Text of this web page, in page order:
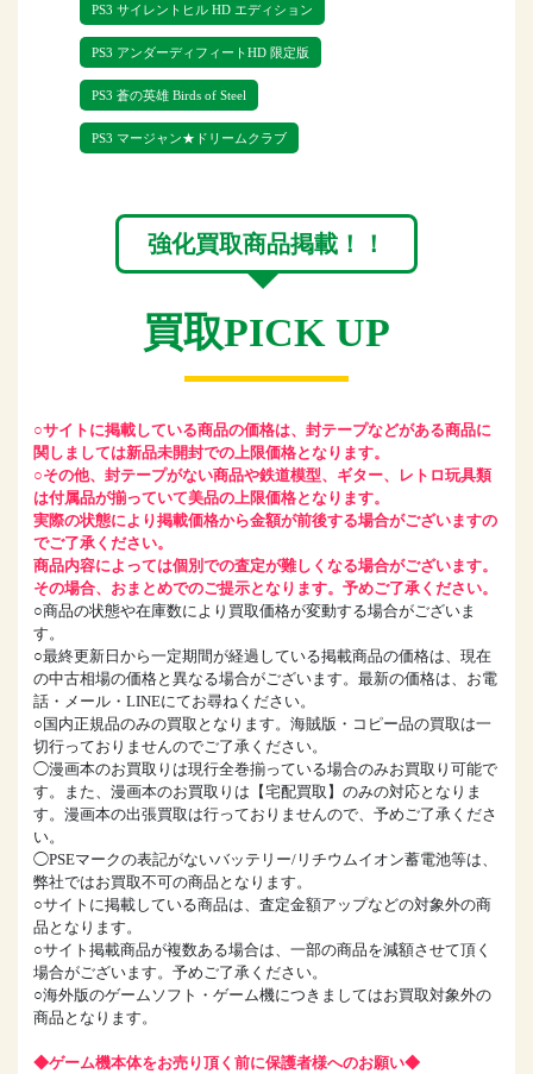
器のお買取も行なっております。
PS3のソフトを高く売るならリトルゲージ
にぜひ査定のご依頼をお待ちしておりま
す。
PS3 サイレントヒル HD エディション
PS3 アンダーディフィートHD 限定版
PS3 蒼の英雄 Birds of Steel
PS3 マージャン★ドリームクラブ
強化買取商品掲載！！
買取PICK UP
○サイトに掲載している商品の価格は、封テープなどがある商品に
関しましては新品未開封での上限価格となります。
○その他、封テープがない商品や鉄道模型、ギター、レトロ玩具類
は付属品が揃っていて美品の上限価格となります。
実際の状態により掲載価格から金額が前後する場合がございますの
でご了承ください。
商品内容によっては個別での査定が難しくなる場合がございます。
その場合、おまとめでのご提示となります。予めご了承ください。
○商品の状態や在庫数により買取価格が変動する場合がございま
す。
○最終更新日から一定期間が経過している掲載商品の価格は、現在
の中古相場の価格と異なる場合がございます。最新の価格は、お電
話・メール・LINEにてお尋ねください。
○国内正規品のみの買取となります。海賊版・コピー品の買取は一
切行っておりませんのでご了承ください。
◯漫画本のお買取りは現行全巻揃っている場合のみお買取り可能で
す。また、漫画本のお買取りは【宅配買取】のみの対応となりま
す。漫画本の出張買取は行っておりませんので、予めご了承くださ
い。
◯PSEマークの表記がないバッテリー/リチウムイオン蓄電池等は、
弊社ではお買取不可の商品となります。
○サイトに掲載している商品は、査定金額アップなどの対象外の商
品となります。
○サイト掲載商品が複数ある場合は、一部の商品を減額させて頂く
場合がございます。予めご了承ください。
○海外版のゲームソフト・ゲーム機につきましてはお買取対象外の
商品となります。
◆ゲーム機本体をお売り頂く前に保護者様へのお願い◆